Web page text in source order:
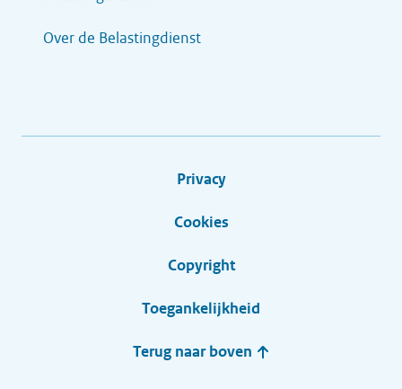
Over de Belastingdienst
Privacy
Cookies
Copyright
Toegankelijkheid
Terug naar boven